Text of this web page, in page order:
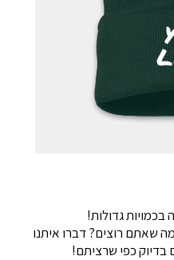
בכמויות גדולות!
שאתם רוצים? דברו איתנו
כפי שרציתם!